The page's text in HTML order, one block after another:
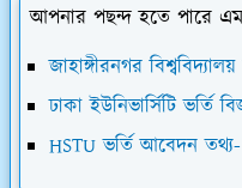
আপনার পছন্দ হতে পারে
জাহাঙ্গীরনগর
ঢাকা ইউনিভার্সিটি ভর্তি
HSTU ভর্তি আবেদন